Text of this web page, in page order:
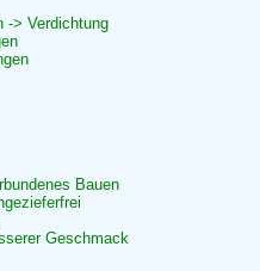
-> Verdichtung
Bauen
Geschmack